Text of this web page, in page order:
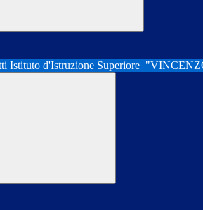
Istituto d'Istruzione Superiore